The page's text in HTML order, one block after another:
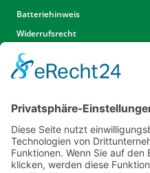
Batteriehinweis
Widerrufsrecht
Widerrufsrecht Dienstleistungen
AGB
Unsere Website
Unser Angebot
Service
Standorte